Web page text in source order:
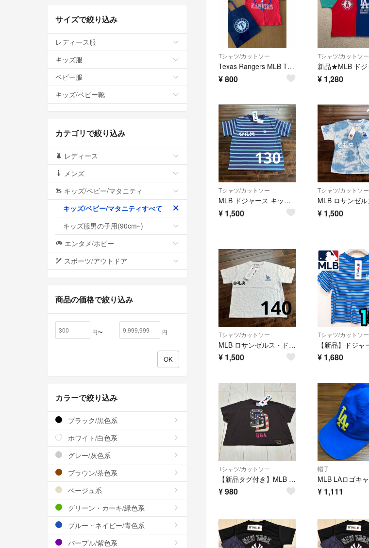
Tシャツ/カットソー
Texas Rangers MLB Tシャツ 100cm
¥800
Tシャツ/カットソー
¥ 1,280
Tシャツ/カットソー
MLB ドジャース キッズTシャツ 130 ブルー 新品タグ付き
¥ 1,500
Tシャツ/カットソー
¥ 1,500
Tシャツ/カットソー
MLB ロサンゼルス・ドジャース 半袖Tシャツ グレー 140 綿100% 新品
¥ 1,500
Tシャツ/カットソー
¥ 1,680
Tシャツ/カットソー
【新品タグ付き】MLB ショート丈 Tシャツ 90cm ブラウン
¥980
帽子
¥ 1,111
サイズで絞り込み
レディース服
キッズ服
ベビー服
キッズ/ベビー靴
カテゴリで絞り込み
レディース
メンズ
キッズ/ベビー/マタニティ
キッズ/ベビー/マタニティすべて
キッズ服男の子用(90cm~)
エンタメ/ホビー
スポーツ/アウトドア
商品の価格で絞り込み
円〜 円
カラーで絞り込み
ブラック/黒色系
ホワイト/白色系
グレー/灰色系
ブラウン/茶色系
ベージュ系
グリーン・カーキ/緑色系
ブルー・ネイビー/青色系
パープル/紫色系